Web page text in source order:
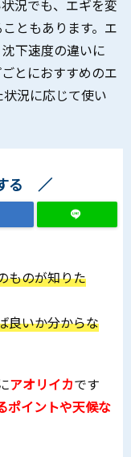
況でも、エギを変
ともあります。エ
下速度の違いに
とにおすすめのエ
況に応じて使い
る
ものが知りた
良いか分からな
アオリイカです
ポイントや天候な